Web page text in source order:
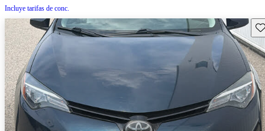
Incluye tarifas de conc.